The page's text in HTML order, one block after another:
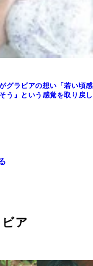
グラビアの想い「若い頃感
う』という感覚を取り戻し
ア